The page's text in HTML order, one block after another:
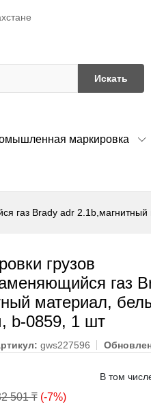
Искать
маркировка
газ Brady adr
грузов
газ
материал,
b-0859, 1 шт
gws227596
501 ₸(-7%)
В том